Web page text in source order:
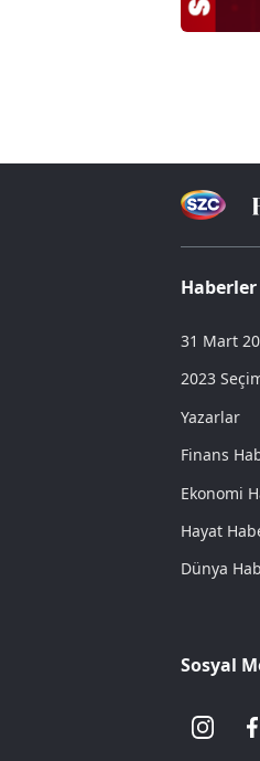
Haberler
31 Mart
2023
Yazarlar
Finans
Ekonomi
Hayat
Dünya
Sosyal